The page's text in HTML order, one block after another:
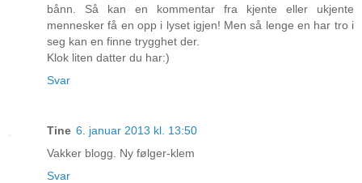
bånn. Så kan en kommentar fra kjente eller ukjente
mennesker få en opp i lyset igjen! Men så lenge en har tro i
seg kan en finne trygghet der.
Klok liten datter du har:)
Svar
Tine 6. januar 2013 kl. 13:50
Vakker blogg. Ny følger-klem
Svar